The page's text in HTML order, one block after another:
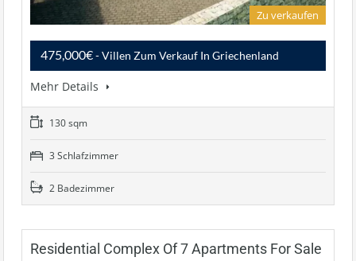
Zu verkaufen
475,000€- Villen Zum Verkauf In Griechenland
Mehr Details
130 sqm
3 Schlafzimmer
2 Badezimmer
Residential Complex Of 7 Apartments For Sale